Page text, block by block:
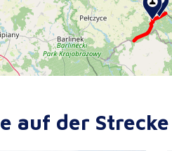
auf der Strecke